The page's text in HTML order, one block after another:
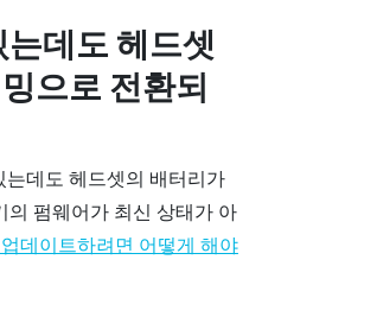
데도 헤드셋
으로 전환되
데도 헤드셋의 배터리가
의 펌웨어가 최신 상태가 아
데이트하려면 어떻게 해야